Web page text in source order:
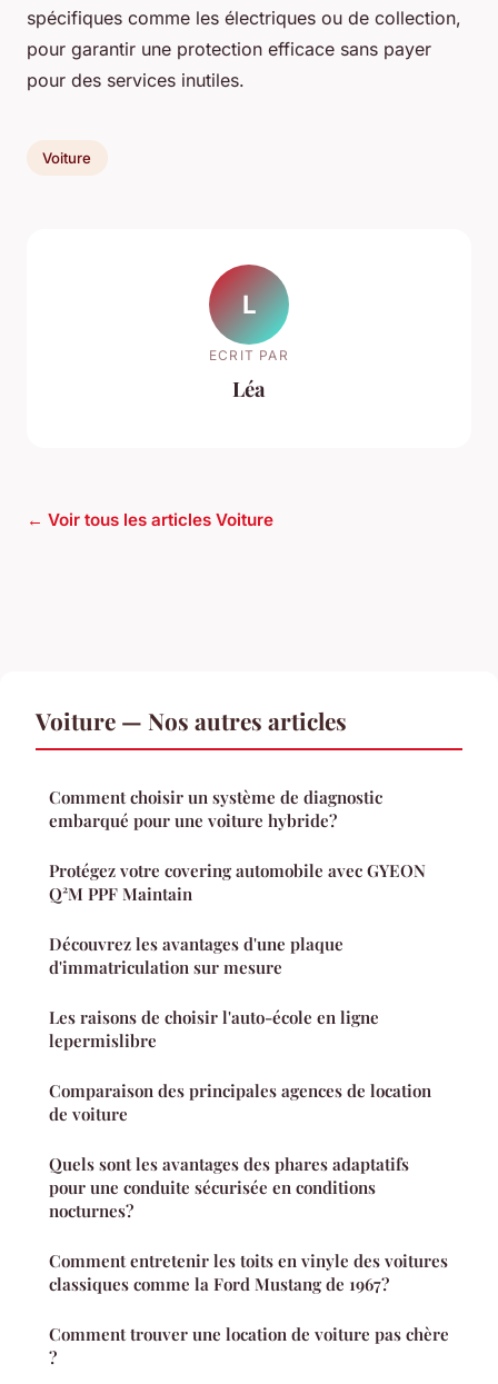
spécifiques comme les électriques ou de collection,
pour garantir une protection efficace sans payer
pour des services inutiles.
Voiture
L
ECRIT PAR
Léa
← Voir tous les articles Voiture
Voiture — Nos autres articles
Comment choisir un système de diagnostic
embarqué pour une voiture hybride?
Protégez votre covering automobile avec GYEON
Q²M PPF Maintain
Découvrez les avantages d'une plaque
d'immatriculation sur mesure
Les raisons de choisir l'auto-école en ligne
lepermislibre
Comparaison des principales agences de location
de voiture
Quels sont les avantages des phares adaptatifs
pour une conduite sécurisée en conditions
nocturnes?
Comment entretenir les toits en vinyle des voitures
classiques comme la Ford Mustang de 1967?
Comment trouver une location de voiture pas chère
?